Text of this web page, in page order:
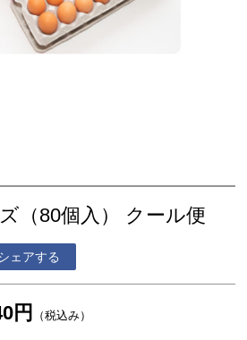
（80個入） クール便
ェアする
円 （税込み）